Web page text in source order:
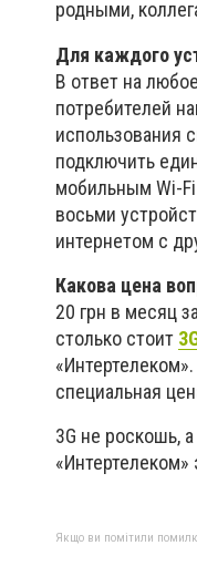
родными,
Для каждого
В ответ на
потребителей
использования
подключить
мобильным Wi-
восьми
интернетом с
Какова цена
20 грн в месяц
столько стоит
специальная
3G не роскошь,
«Интертелеком»
Якщо ви помітили